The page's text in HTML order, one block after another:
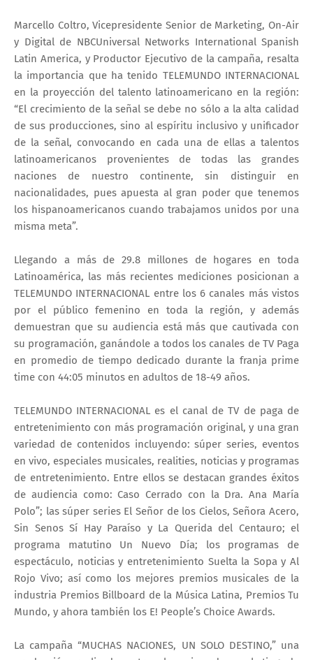
Marcello Coltro, Vicepresidente Senior de Marketing, On-Air
y Digital de NBCUniversal Networks International Spanish
Latin America, y Productor Ejecutivo de la campaña, resalta
la importancia que ha tenido TELEMUNDO INTERNACIONAL
en la proyección del talento latinoamericano en la región:
“El crecimiento de la señal se debe no sólo a la alta calidad
de sus producciones, sino al espíritu inclusivo y unificador
de la señal, convocando en cada una de ellas a talentos
latinoamericanos provenientes de todas las grandes
naciones de nuestro continente, sin distinguir en
nacionalidades, pues apuesta al gran poder que tenemos
los hispanoamericanos cuando trabajamos unidos por una
misma meta”.
Llegando a más de 29.8 millones de hogares en toda
Latinoamérica, las más recientes mediciones posicionan a
TELEMUNDO INTERNACIONAL entre los 6 canales más vistos
por el público femenino en toda la región, y además
demuestran que su audiencia está más que cautivada con
su programación, ganándole a todos los canales de TV Paga
en promedio de tiempo dedicado durante la franja prime
time con 44:05 minutos en adultos de 18-49 años.
TELEMUNDO INTERNACIONAL es el canal de TV de paga de
entretenimiento con más programación original, y una gran
variedad de contenidos incluyendo: súper series, eventos
en vivo, especiales musicales, realities, noticias y programas
de entretenimiento. Entre ellos se destacan grandes éxitos
de audiencia como: Caso Cerrado con la Dra. Ana María
Polo”; las súper series El Señor de los Cielos, Señora Acero,
Sin Senos Sí Hay Paraíso y La Querida del Centauro; el
programa matutino Un Nuevo Día; los programas de
espectáculo, noticias y entretenimiento Suelta la Sopa y Al
Rojo Vivo; así como los mejores premios musicales de la
industria Premios Billboard de la Música Latina, Premios Tu
Mundo, y ahora también los E! People’s Choice Awards.
La campaña “MUCHAS NACIONES, UN SOLO DESTINO,” una